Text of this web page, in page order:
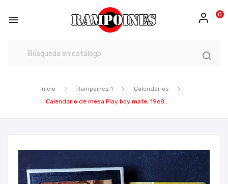
 0
Inicio Rampoines 1
Calendarios
Calendario de mesa Play boy mate, 1968..